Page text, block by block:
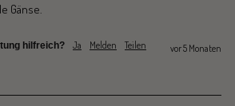
Gänse.
hilfreich? Ja Melden Teilen vor 5 Monaten